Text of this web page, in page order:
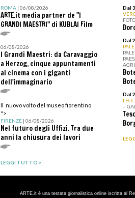
ROMA| 06/08/2026
ARTE.it media partner de "I
GRANDI MAESTRI" di KUBLAI Film
06/08/2026
I Grandi Maestri: da Caravaggio
a Herzog, cinque appuntamenti
al cinema con i giganti
dell'immaginario
Il nuovo volto del museo fiorentino
">
FIRENZE| 06/08/2026
Nel futuro degli Uffizi. Tra due
anni la chiusura dei lavori
LEGGI TUTTO >
Dal
Dal
Dal
–
ARTE.it è una testata giornalistica online iscritta al